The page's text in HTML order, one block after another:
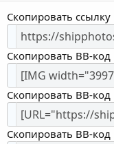
Скопировать
Скопировать BB-
Скопировать BB-
Скопировать BB-код